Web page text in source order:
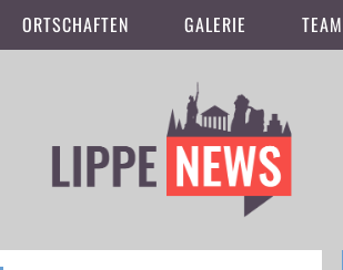
ORTSCHAFTEN GALERIE TEAM